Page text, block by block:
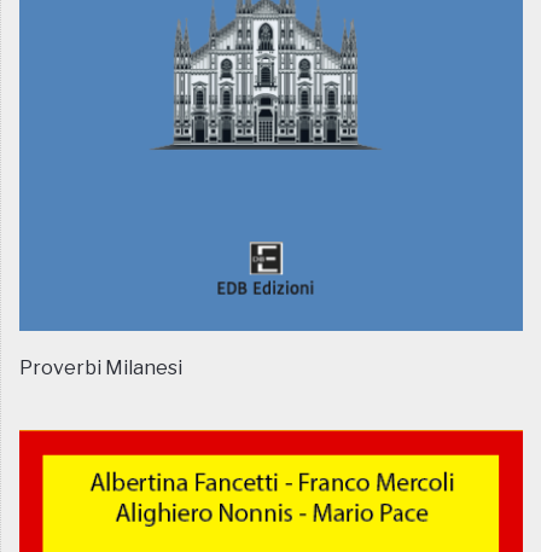
Proverbi Milanesi